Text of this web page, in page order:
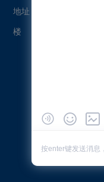
地址：广东省广州市黄
楼